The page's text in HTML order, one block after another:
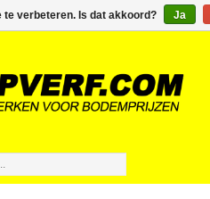
€0,00
te verbeteren. Is dat akkoord? Ja